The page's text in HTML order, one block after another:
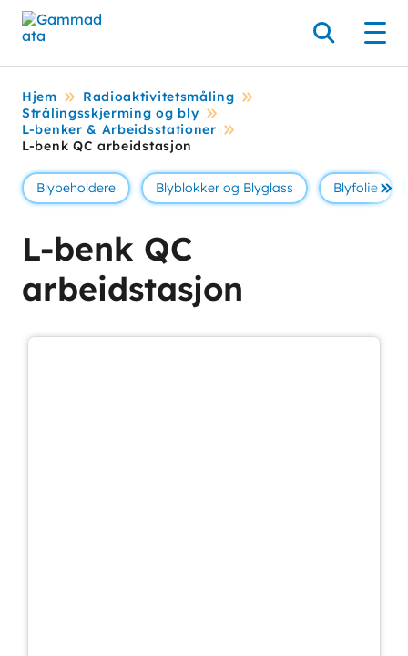
Hopp
til
Søk
Hjem
Radioaktivitetsmåling
Strålingsskjerming og bly
L-benker & Arbeidsstationer
L-benk QC arbeidstasjon
Blybeholdere Blyblokker og Blyglass Blyfolie Se
L-benk QC
arbeidstasjon